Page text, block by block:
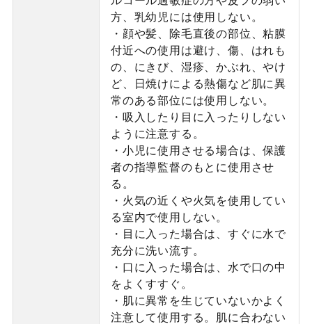
方、乳幼児には使用しない。
・顔や髪、除毛直後の部位、粘膜
付近への使用は避け、傷、はれも
の、にきび、湿疹、かぶれ、やけ
ど、日焼けによる熱傷など肌に異
常のある部位には使用しない。
・吸入したり目に入ったりしない
ように注意する。
・小児に使用させる場合は、保護
者の指導監督のもとに使用させ
る。
・火気の近くや火気を使用してい
る室内で使用しない。
・目に入った場合は、すぐに水で
充分に洗い流す。
・口に入った場合は、水で口の中
をよくすすぐ。
・肌に異常を生じていないかよく
注意して使用する。肌に合わない